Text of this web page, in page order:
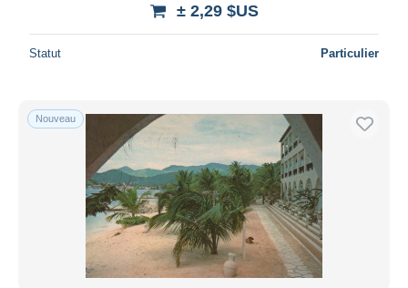
± 2,29 $US
Statut Particulier
Nouveau